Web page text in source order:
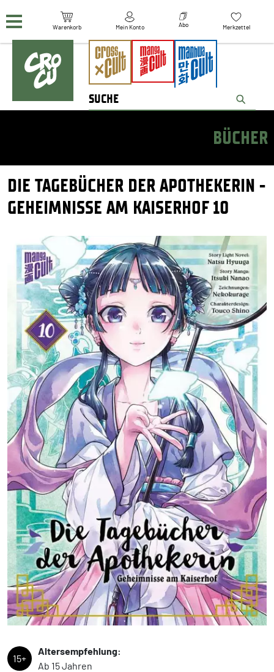
Warenkorb Mein Konto Abo Merkzettel
BÜCHER
DIE TAGEBÜCHER DER APOTHEKERIN -
GEHEIMNISSE AM KAISERHOF 10
15+
Altersempfehlung:
Ab 15 Jahren